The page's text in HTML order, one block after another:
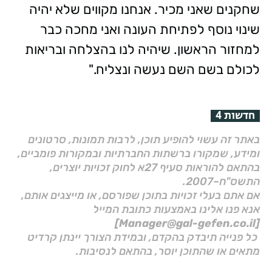
שחקנים שאני מכיר. אנחנו מקווים שלא יהיה
שינוי נוסף לפתיחת העונה ואני מחכה כבר
למחזור הראשון. שיהיה לנו בהצלחה ובריאות
לכולם בשם השם נעשה ונצליח."
חדשות 4
באתר זה עשוי להופיע תוכן, לרבות תמונות, סרטונים
ומידע, שמקורו ברשתות החברתיות ובמקורות פומביים,
בהתאם להוראות סעיף 27א לחוק זכויות יוצרים,
התשס"ח–2007.
אם אתם בעלי זכויות בתוכן שפורסם, או מייצגים אותם,
אנא פנו אלינו באמצעות כתובת המייל
[Manager@gal-gefen.co.il]
כל פנייה תיבדק בהקדם, ובמידת הצורך יינתן קרדיט
מתאים או שהתוכן יוסר, בהתאם לנסיבות.